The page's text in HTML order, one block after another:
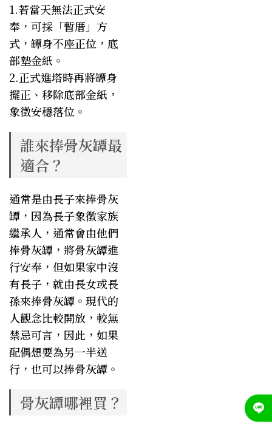
1.若當天無法正式安
奉，可採「暫厝」方
式，罈身不座正位，底
部墊金紙。
2.正式進塔時再將罈身
擺正、移除底部金紙，
象徵安穩落位。
誰來捧骨灰罈最
適合？
通常是由長子來捧骨灰
罈，因為長子象徵家族
繼承人，通常會由他們
捧骨灰罈，將骨灰罈進
行安奉，但如果家中沒
有長子，就由長女或長
孫來捧骨灰罈。現代的
人觀念比較開放，較無
禁忌可言，因此，如果
配偶想要為另一半送
行，也可以捧骨灰罈。
骨灰罈哪裡買？